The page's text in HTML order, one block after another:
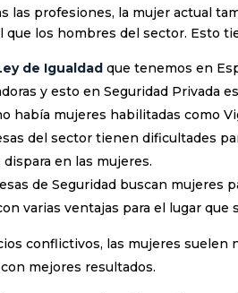
las profesiones, la mujer actual
que los hombres del sector. Esto
de Igualdad que tenemos en
y esto en Seguridad Privada
había mujeres habilitadas como
del sector tienen dificultades
dispara en las mujeres.
de Seguridad buscan mujeres
varias ventajas para el lugar que
conflictivos, las mujeres suelen
mejores resultados.